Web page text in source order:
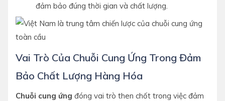
đảm bảo đúng thời gian và chất lượng.
Vai Trò Của Chuỗi Cung Ứng Trong Đảm
Bảo Chất Lượng Hàng Hóa
Chuỗi cung ứng đóng vai trò then chốt trong việc đảm